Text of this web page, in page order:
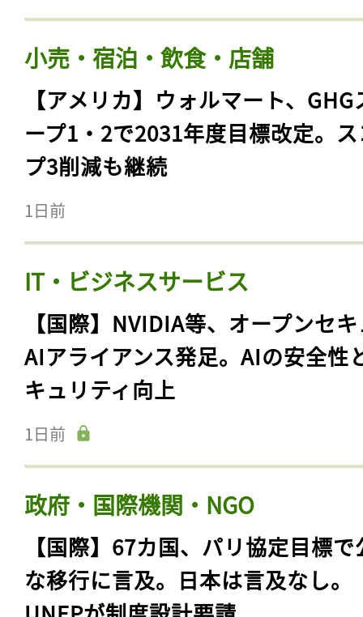
小売・宿泊・飲食・店舗
【アメリカ】ウォルマート、GHG
ープ1・2で2031年度目標改定。
プ3削減も継続
1日前
IT・ビジネスサービス
【国際】NVIDIA等、オープンセ
AIアライアンス発足。AIの安全性
キュリティ向上
1日前
政府・国際機関・NGO
【国際】67カ国、パリ協定目標で
な移行に言及。日本は言及なし。